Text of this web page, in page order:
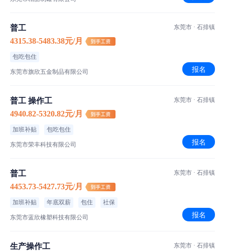
食宿介绍
伙食标准 二荤一素一汤
四人一间
工厂信息
200-500人｜私营·民营企业｜生产/制造/加工
普工
4315.38-5483.38元/月
包吃包住
东莞市旗欣五金制品有限公司
东莞市 · 石排镇
报名
普工 操作工
4940.82-5320.82元/月
加班补贴 包吃包住
东莞市荣丰科技有限公司
东莞市 · 石排镇
报名
普工
4453.73-5427.73元/月
加班补贴 年底双薪 包住 社保
东莞市蓝欣橡塑科技有限公司
东莞市 · 石排镇
报名
生产操作工
东莞市 · 石排镇